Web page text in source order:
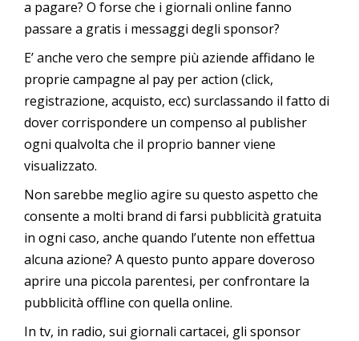
a pagare? O forse che i giornali online fanno
passare a gratis i messaggi degli sponsor?
E’ anche vero che sempre più aziende affidano le
proprie campagne al pay per action (click,
registrazione, acquisto, ecc) surclassando il fatto di
dover corrispondere un compenso al publisher
ogni qualvolta che il proprio banner viene
visualizzato.
Non sarebbe meglio agire su questo aspetto che
consente a molti brand di farsi pubblicità gratuita
in ogni caso, anche quando l’utente non effettua
alcuna azione? A questo punto appare doveroso
aprire una piccola parentesi, per confrontare la
pubblicità offline con quella online.
In tv, in radio, sui giornali cartacei, gli sponsor